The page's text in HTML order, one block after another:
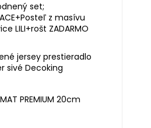
set;
z masívu
LILI+rošt ZADARMO
jersey prestieradlo
sivé Decoking
PREMIUM 20cm